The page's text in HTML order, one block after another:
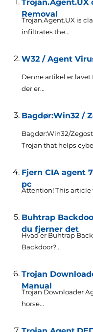
Trojan.Agent.UX
Removal
Trojan.Agent.UX is
infiltrates the...
W32 / Agent
Denne artikel er
der er...
Bagdør:Win32 /
Bagdør:Win32/
Trojan that helps
Fjern CIA agent
pc
Attention!This article
Buhtrap
du fjerner det
Hvad er Buhtrap
Backdoor?...
Trojan
Manual
Trojan Downloader
horse...